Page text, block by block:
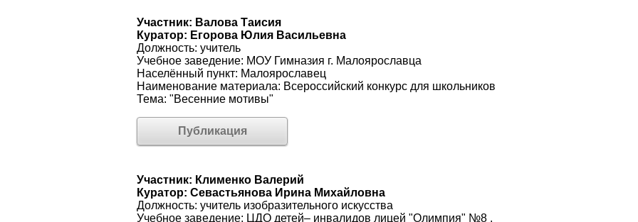
Участник: Валова Таисия
Куратор: Егорова Юлия Васильевна
Должность: учитель
Учебное заведение: МОУ Гимназия г. Малоярославца
Населённый пункт: Малоярославец
Наименование материала: Всероссийский конкурс для школьников
Тема: "Весенние мотивы"
Публикация
Участник: Клименко Валерий
Куратор: Севастьянова Ирина Михайловна
Должность: учитель изобразительного искусства
Учебное заведение: ЦДО детей– инвалидов лицей "Олимпия" №8 .